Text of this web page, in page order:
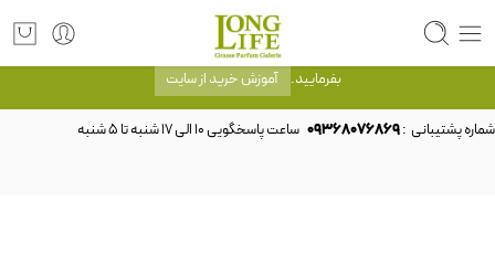
توجه! برند لانگ لایف رایحه های معروف را با شیشه و بسته بندی خود شرکت لانگ لایف
عرضه می کند.که با انتخاب حجم هر ادکلنی می توانید شیشه و بسته بندی را ملاحظه
بفرمایید. آموزش خرید از سایت
شماره پشتیبانی :09368076869